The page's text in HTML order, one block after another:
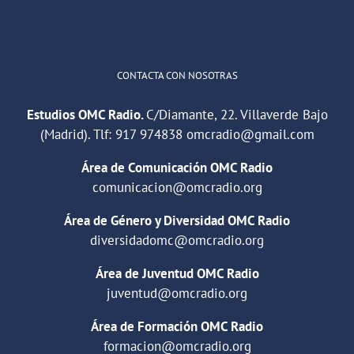
CONTACTA CON NOSOTRAS
Estudios OMC Radio.C/Diamante, 22. Villaverde Bajo
(Madrid). Tlf: 917 974838 omcradio@gmail.com
Área de Comunicación OMC Radio
comunicacion@omcradio.org
Área de Género y Diversidad OMC Radio
diversidadomc@omcradio.org
Área de Juventud OMC Radio
juventud@omcradio.org
Área de Formación OMC Radio
formacion@omcradio.org